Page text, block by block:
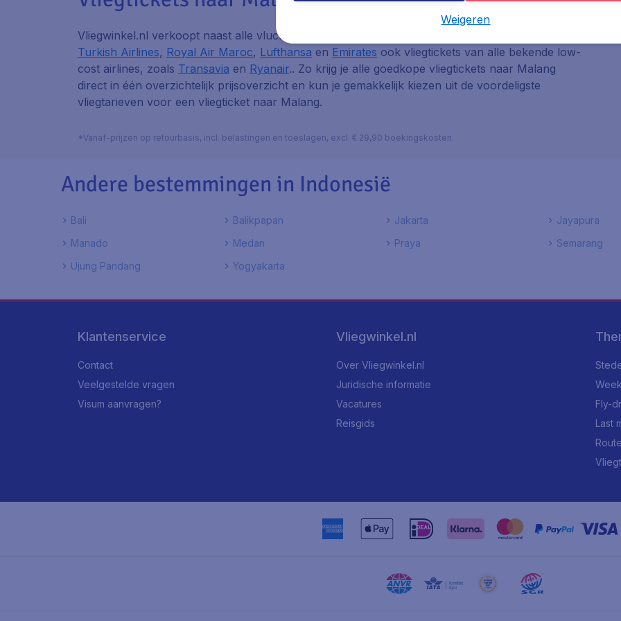
Vliegwinkel.nl verkoopt naast alle vluchten van de grote luchtvaartmaatschappijen als
Turkish Airlines, Royal Air Maroc, Lufthansa en Emirates ook vliegtickets van alle bekende low-
cost airlines, zoals Transavia en Ryanair.. Zo krijg je alle goedkope vliegtickets naar Malang
direct in één overzichtelijk prijsoverzicht en kun je gemakkelijk kiezen uit de voordeligste
vliegtarieven voor een vliegticket naar Malang.
*Vanaf-prijzen op retourbasis, incl. belastingen en toeslagen, excl. € 29,90 boekingskosten.
Andere bestemmingen in Indonesië
Bali Balikpapan Jakarta Jayapura
Manado
Medan Praya Semarang
Ujung Pandang
Yogyakarta
Klantenservice
Contact
Veelgestelde vragen
Visum aanvragen?
Vliegwinkel.nl
Over Vliegwinkel.nl
Juridische informatie
Vacatures
Reisgids
Fly-
Last
Weigeren